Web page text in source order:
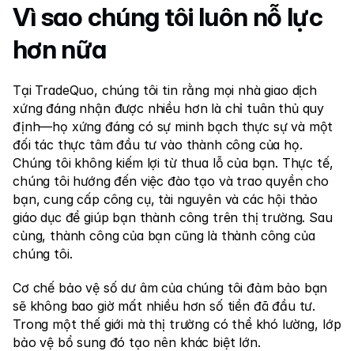
Vì sao chúng tôi luôn nỗ lực
hơn nữa
Tại TradeQuo, chúng tôi tin rằng mọi nhà giao dịch
xứng đáng nhận được nhiều hơn là chỉ tuân thủ quy
định—họ xứng đáng có sự minh bạch thực sự và một
đối tác thực tâm đầu tư vào thành công của họ.
Chúng tôi không kiếm lợi từ thua lỗ của bạn. Thực tế,
chúng tôi hướng đến việc đào tạo và trao quyền cho
bạn, cung cấp công cụ, tài nguyên và các hội thảo
giáo dục để giúp bạn thành công trên thị trường. Sau
cùng, thành công của bạn cũng là thành công của
chúng tôi.
Cơ chế bảo vệ số dư âm của chúng tôi đảm bảo bạn
sẽ không bao giờ mất nhiều hơn số tiền đã đầu tư.
Trong một thế giới mà thị trường có thể khó lường, lớp
bảo vệ bổ sung đó tạo nên khác biệt lớn.